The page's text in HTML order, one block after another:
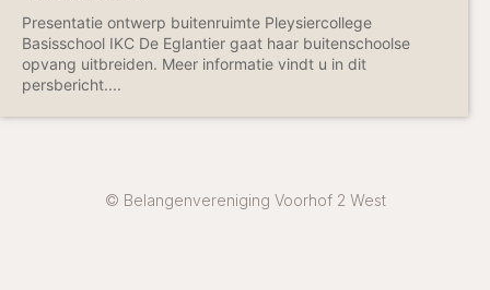
Presentatie ontwerp buitenruimte Pleysiercollege
Basisschool IKC De Eglantier gaat haar buitenschoolse
opvang uitbreiden. Meer informatie vindt u in dit
persbericht....
© Belangenvereniging Voorhof 2 West